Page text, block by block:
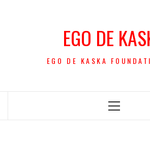
EGO DE
EGO DE KASKA
Menú